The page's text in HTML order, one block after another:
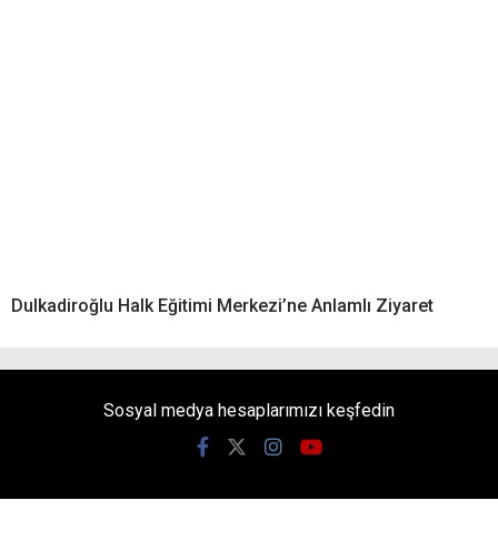
Dulkadiroğlu Halk Eğitimi Merkezi’ne Anlamlı Ziyaret
Sosyal medya hesaplarımızı keşfedin